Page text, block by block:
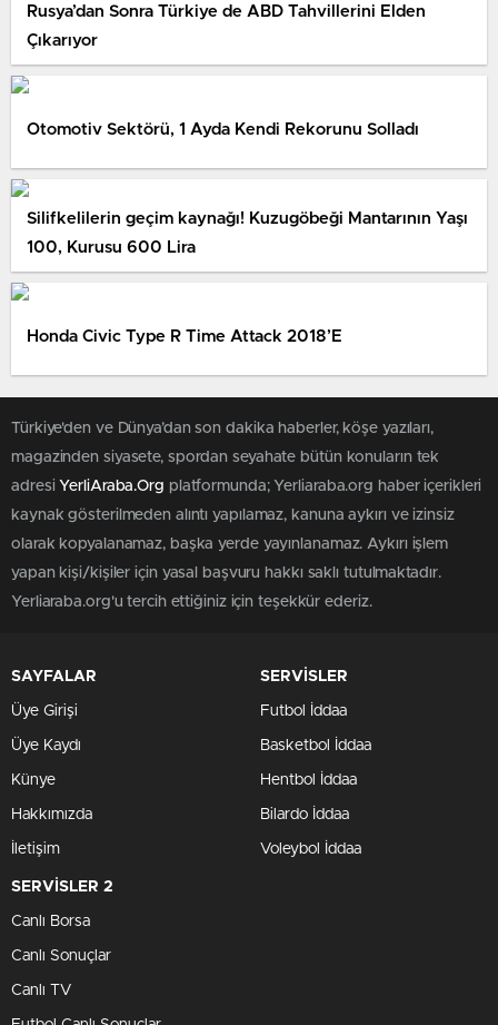
Rusya’dan Sonra Türkiye de ABD Tahvillerini Elden
Çıkarıyor
Otomotiv Sektörü, 1 Ayda Kendi Rekorunu Solladı
Silifkelilerin geçim kaynağı! Kuzugöbeği Mantarının Yaşı
100, Kurusu 600 Lira
Honda Civic Type R Time Attack 2018’E
Türkiye'den ve Dünya’dan son dakika haberler, köşe yazıları,
magazinden siyasete, spordan seyahate bütün konuların tek
adresiYerliAraba.Org platformunda; Yerliaraba.org haber içerikleri
kaynak gösterilmeden alıntı yapılamaz, kanuna aykırı ve izinsiz
olarak kopyalanamaz, başka yerde yayınlanamaz. Aykırı işlem
yapan kişi/kişiler için yasal başvuru hakkı saklı tutulmaktadır.
Yerliaraba.org'u tercih ettiğiniz için teşekkür ederiz.
SAYFALAR
Üye Girişi
Üye Kaydı
Künye
Hakkımızda
İletişim
SERVİSLER
Futbol İddaa
Basketbol İddaa
Hentbol İddaa
Bilardo İddaa
Voleybol İddaa
SERVİSLER 2
Canlı Borsa
Canlı Sonuçlar
Canlı TV